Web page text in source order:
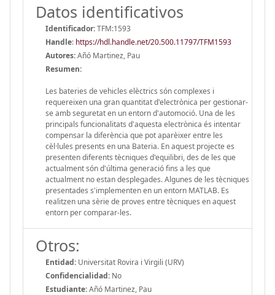
Datos identificativos
Identificador:TFM:1593
Handle: https://hdl.handle.net/20.500.11797/TFM1593
Autores:Añó Martinez, Pau
Resumen:
Les bateries de vehicles elèctrics són complexes i
requereixen una gran quantitat d'electrònica per gestionar-
se amb seguretat en un entorn d'automoció. Una de les
principals funcionalitats d'aquesta electrònica és intentar
compensar la diferència que pot aparèixer entre les
cèl·lules presents en una Bateria. En aquest projecte es
presenten diferents tècniques d'equilibri, des de les que
actualment són d'última generació fins a les que
actualment no estan desplegades. Algunes de les tècniques
presentades s'implementen en un entorn MATLAB. Es
realitzen una sèrie de proves entre tècniques en aquest
entorn per comparar-les.
Otros:
Entidad: Universitat Rovira i Virgili (URV)
Confidencialidad: No
Estudiante:Añó Martinez, Pau